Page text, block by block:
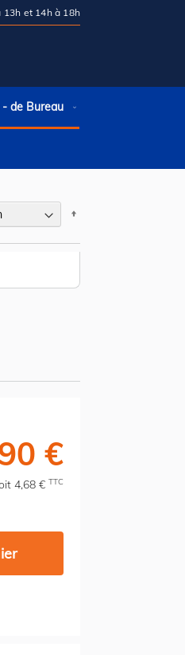
13h et 14h à 18h
de Bureau
€
4,68 € TTC